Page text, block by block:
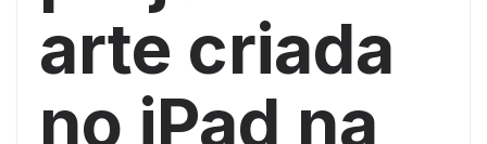
arte criada
no iPad na